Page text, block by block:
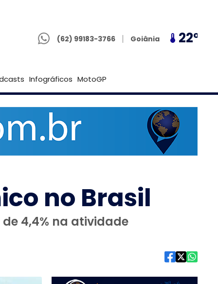
(62) 99183-3766
Goiânia 22º Brasília 21º
Infográficos MotoGP
no Brasil
4,4% na atividade